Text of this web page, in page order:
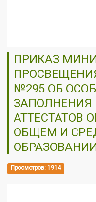
ПРИКАЗ
№295 ОБ
ЗАПОЛНЕНИЯ
АТТЕСТАТОВ
ОБЩЕМ И
Просмотров: 1914